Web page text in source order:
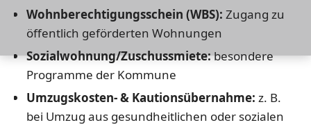
Wohnberechtigungsschein (WBS): Zugang zu
öffentlich geförderten Wohnungen
Sozialwohnung/Zuschussmiete:besondere
Programme der Kommune
Umzugskosten- & Kautionsübernahme: z. B.
bei Umzug aus gesundheitlichen oder sozialen